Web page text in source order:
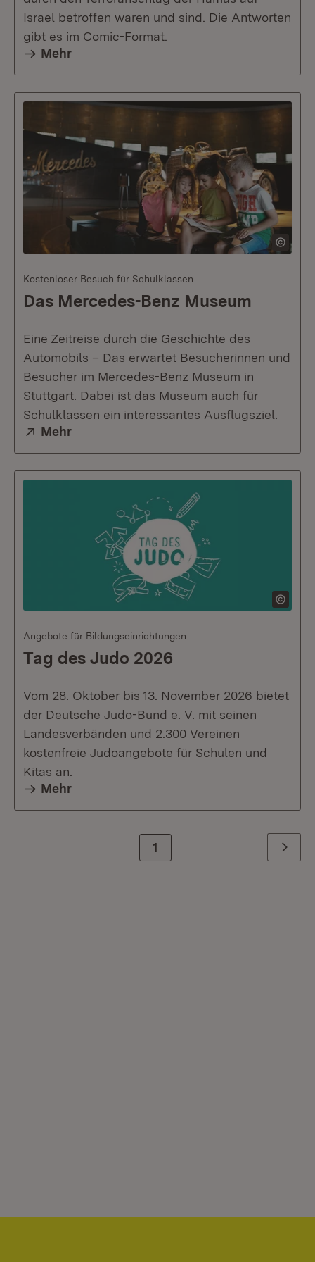
Israel betroffen waren und sind. Die Antworten
gibt es im Comic-Format.
Mehr
Kostenloser Besuch für Schulklassen
Das Mercedes-Benz Museum
Eine Zeitreise durch die Geschichte des
Automobils – Das erwartet Besucherinnen und
Besucher im Mercedes-Benz Museum in
Stuttgart. Dabei ist das Museum auch für
Schulklassen ein interessantes Ausflugsziel.
Extern:
Mehr
Angebote für Bildungseinrichtungen
Tag des Judo 2026
Vom 28. Oktober bis 13. November 2026 bietet
der Deutsche Judo-Bund e. V. mit seinen
Landesverbänden und 2.300 Vereinen
kostenfreie Judoangebote für Schulen und
Kitas an.
Mehr
Zur Seite
1 Weiter